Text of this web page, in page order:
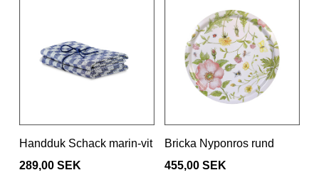
Handduk Schack marin-vit
289,00 SEK
Bricka Nyponros rund
455,00 SEK